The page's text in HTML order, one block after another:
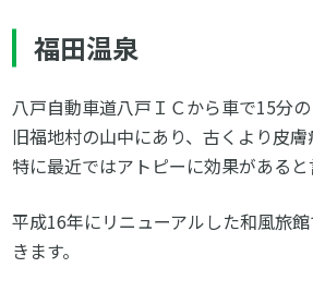
福田温泉
八戸自動車道八戸ＩＣから車で15分
旧福地村の山中にあり、古くより皮
特に最近ではアトピーに効果がある
平成16年にリニューアルした和風旅
きます。